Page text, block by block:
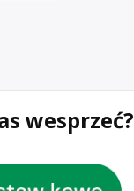
wesprzeć?